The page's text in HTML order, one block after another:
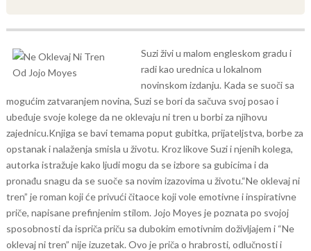
Suzi živi u malom engleskom gradu i
radi kao urednica u lokalnom
novinskom izdanju. Kada se suoči sa
mogućim zatvaranjem novina, Suzi se bori da sačuva svoj posao i
ubeđuje svoje kolege da ne oklevaju ni tren u borbi za njihovu
zajednicu.Knjiga se bavi temama poput gubitka, prijateljstva, borbe za
opstanak i nalaženja smisla u životu. Kroz likove Suzi i njenih kolega,
autorka istražuje kako ljudi mogu da se izbore sa gubicima i da
pronađu snagu da se suoče sa novim izazovima u životu.“Ne oklevaj ni
tren” je roman koji će privući čitaoce koji vole emotivne i inspirativne
priče, napisane prefinjenim stilom. Jojo Moyes je poznata po svojoj
sposobnosti da ispriča priču sa dubokim emotivnim doživljajem i “Ne
oklevaj ni tren” nije izuzetak. Ovo je priča o hrabrosti, odlučnosti i